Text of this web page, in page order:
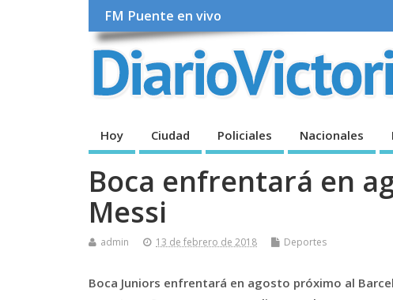
FM Puente en vivo
Hoy Ciudad Policiales Nacionales
Boca enfrentará en
Messi
admin 13 de febrero de 2018 Deportes
Boca Juniors enfrentará en agosto próximo al